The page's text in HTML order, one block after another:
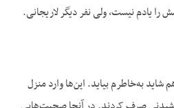
یادم نیست، ولی نفر دیگر لاریجانی.
به‌خاطرم بیاید. این‌ها وارد منزل